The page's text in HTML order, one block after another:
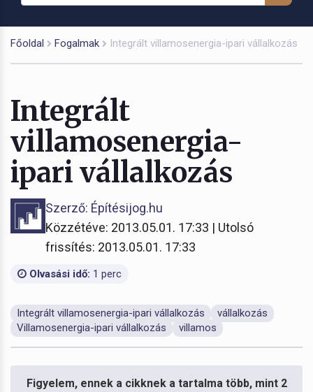
Főoldal Fogalmak Integrált villamosenergia-ipari vállalkozás
Integrált
villamosenergia-
ipari vállalkozás
Szerző: Építésijog.hu
Közzétéve: 2013.05.01. 17:33 | Utolsó
frissítés: 2013.05.01. 17:33
Olvasási idő: 1 perc
Integrált villamosenergia-ipari vállalkozás
vállalkozás
Villamosenergia-ipari vállalkozás
villamos
Figyelem, ennek a cikknek a tartalma több, mint 2